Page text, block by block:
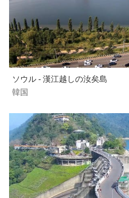
ソウル - 漢江越しの汝矣島
韓国